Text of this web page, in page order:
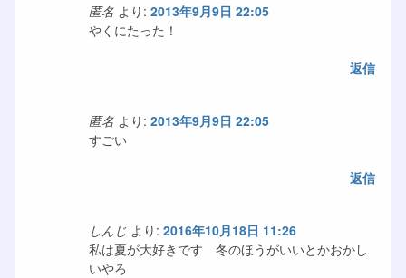
匿名 より: 2013年9月9日 22:05
やくにたった！
返信
匿名 より: 2013年9月9日 22:05
すごい
返信
しんじ より: 2016年10月18日 11:26
私は夏が大好きです 冬のほうがいいとかおかし
いやろ